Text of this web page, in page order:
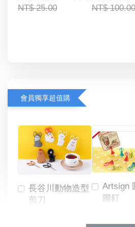
NT$ 25.00
NT$ 100.00
會員獨享超值購
長谷川動物造型
剪刀
Artsign
圖釘